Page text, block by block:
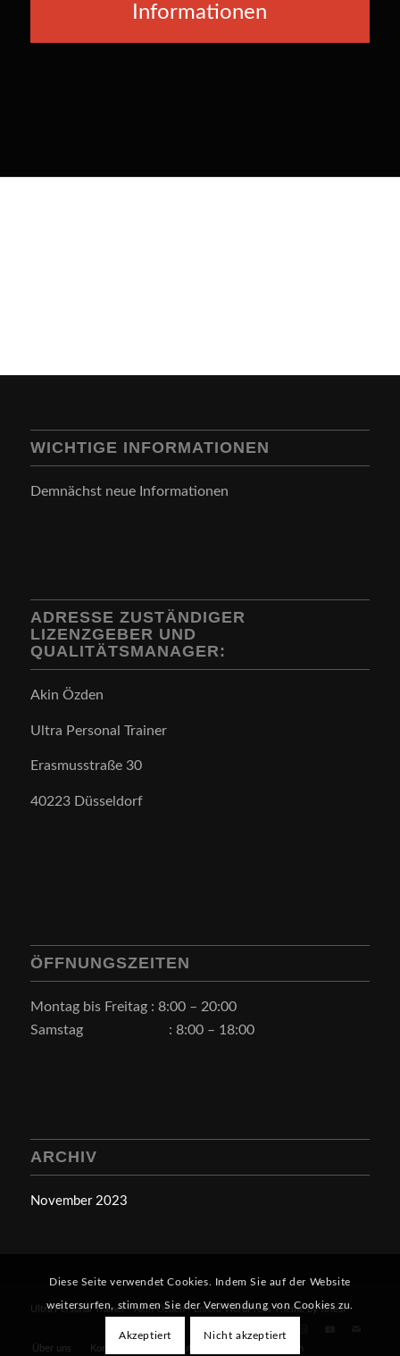
Informationen
WICHTIGE INFORMATIONEN
Demnächst neue Informationen
ADRESSE ZUSTÄNDIGER
LIZENZGEBER UND
QUALITÄTSMANAGER:
Akin Özden
Ultra Personal Trainer
Erasmusstraße 30
40223 Düsseldorf
ÖFFNUNGSZEITEN
Montag bis Freitag : 8:00 – 20:00
Samstag : 8:00 – 18:00
ARCHIV
November 2023
Ultra Personal Trainer - Akin Özden -Enfold WordPress Theme by Kriesi
Über uns Kontakt Datenschutzerklärung Impressum
Diese Seite verwendet Cookies. Indem Sie auf der Website
weitersurfen, stimmen Sie der Verwendung von Cookies zu.
Akzeptiert Nicht akzeptiert